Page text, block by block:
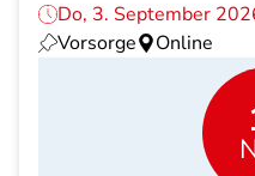
Do, 3. September
Vorsorge
Online